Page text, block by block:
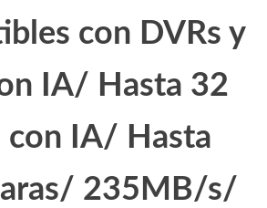
con DVRs y
IA/ Hasta 32
con IA/ Hasta
235MB/s/